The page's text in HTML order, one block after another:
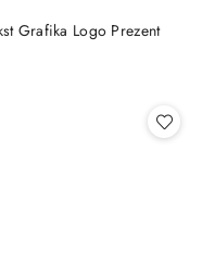
Grafika Logo Prezent